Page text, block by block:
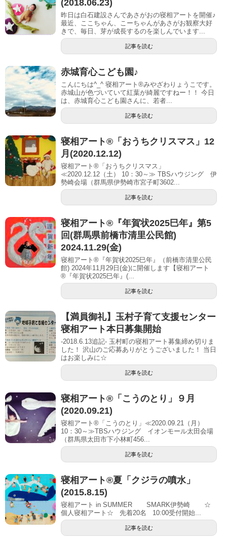
(2018.06.23)
昨日は白石建設さんであさがおの寝相アートを開催♪
最近、ここちゃん、こーちゃんがあさがお観察大好
きで、毎日、芽が成長するのを楽しんでいます...
記事を読む
赤城育心こども園♪
こんにちは^_^ 寝相アート®︎みやざわりょうこです。
赤城山が色づいていて紅葉が綺麗ですねー！！ 今日
は、赤城育心こども園さんに、若者...
記事を読む
寝相アート®「おうちクリスマス」12
月(2020.12.12)
寝相アート®「おうちクリスマス」
≪2020.12.12（土） 10：30～≫ TBSハウジング 伊
勢崎会場（群馬県伊勢崎市宮子町3602...
記事を読む
寝相アート®︎『年賀状2025巳年』第5
回(群馬県前橋市清里公民館)
2024.11.29(金)
寝相アート®『年賀状2025巳年』（前橋市清里公民
館) 2024年11月29日(金)に開催します【寝相アート
®︎『年賀状2025巳年』(...
記事を読む
【満員御礼】玉村子育て支援センター
寝相アート本日募集開始
-2018.6.13追記- 玉村町の寝相アート募集締め切りま
した！ 沢山のご応募ありがとうございました！ 当日
はお楽しみに☆
記事を読む
寝相アート®「こうのとり」９月
(2020.09.21)
寝相アート®「こうのとり」≪2020.09.21（月）
10：30～≫TBSハウジング イオンモール太田会場
（群馬県太田市下小林町456...
記事を読む
寝相アート®夏「クジラの噴水」
(2015.8.15)
寝相アート in SUMMER SMARK伊勢崎 ☆
個人寝相アート☆ 先着20名 10:00受付開始...
記事を読む